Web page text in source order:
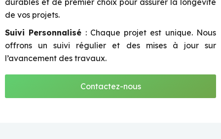
durables et de premier choix pour assurer la longévité
de vos projets.
Suivi Personnalisé : Chaque projet est unique. Nous
offrons un suivi régulier et des mises à jour sur
l’avancement des travaux.
Contactez-nous